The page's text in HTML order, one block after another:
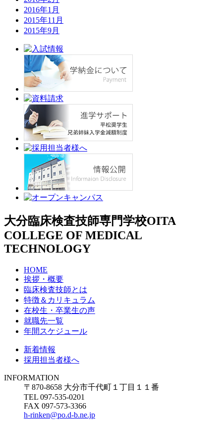
2016年1月
2015年11月
2015年9月
大分臨床検査技師専門学校OITA
COLLEGE OF MEDICAL
TECHNOLOGY
HOME
挨拶・概要
臨床検査技師とは
特徴＆カリキュラム
在校生・卒業生の声
就職先一覧
年間スケジュール
新着情報
採用担当者様へ
INFORMATION
〒870-8658 大分市千代町１丁目１１番
TEL 097-535-0201
FAX 097-573-3366
h-rinken@po.d-b.ne.jp